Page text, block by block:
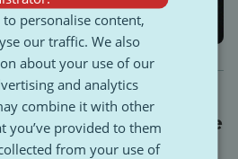
im Kampf
überraschende
to personalise content,
our traffic. We also
about your use of our
and analytics
combine it with other
you’ve provided to them
from your use of